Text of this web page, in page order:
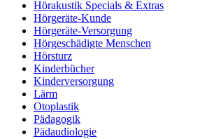
Hörakustik Specials & Extras
Hörgeräte-Kunde
Hörgeräte-Versorgung
Hörgeschädigte Menschen
Hörsturz
Kinderbücher
Kinderversorgung
Lärm
Otoplastik
Pädagogik
Pädaudiologie